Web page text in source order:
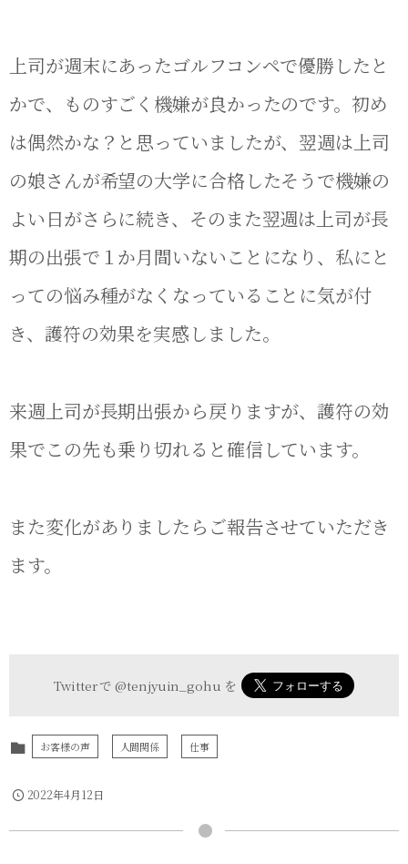
上司が週末にあったゴルフコンペで優勝したと
かで、ものすごく機嫌が良かったのです。初め
は偶然かな？と思っていましたが、翌週は上司
の娘さんが希望の大学に合格したそうで機嫌の
よい日がさらに続き、そのまた翌週は上司が長
期の出張で１か月間いないことになり、私にと
っての悩み種がなくなっていることに気が付
き、護符の効果を実感しました。
来週上司が長期出張から戻りますが、護符の効
果でこの先も乗り切れると確信しています。
また変化がありましたらご報告させていただき
ます。
Twitter で@tenjyuin_gohu を
お客様の声 人間関係 仕事
2022年4月12日